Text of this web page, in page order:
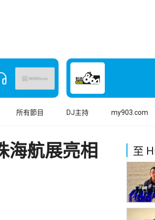
所有節目 DJ主持 my903.com
海航展亮相
至